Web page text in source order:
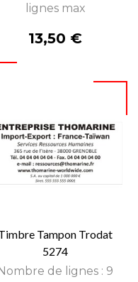
lignes max
Prix
13,50 €
Tampon Trodat
5274
de lignes : 9